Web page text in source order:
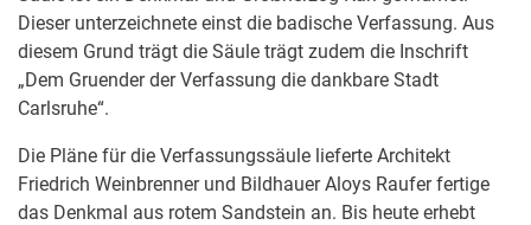
Dieser unterzeichnete einst die badische Verfassung. Aus
diesem Grund trägt die Säule trägt zudem die Inschrift
„Dem Gruender der Verfassung die dankbare Stadt
Carlsruhe“.
Die Pläne für die Verfassungssäule lieferte Architekt
Friedrich Weinbrenner und Bildhauer Aloys Raufer fertige
das Denkmal aus rotem Sandstein an. Bis heute erhebt